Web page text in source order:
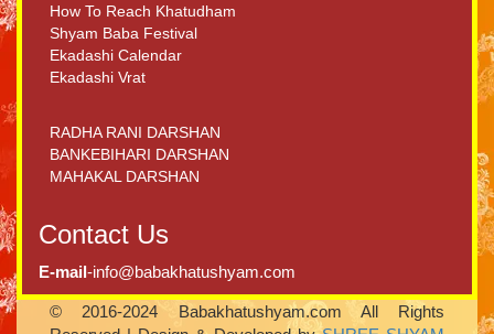
How To Reach Khatudham
Shyam Baba Festival
Ekadashi Calendar
Ekadashi Vrat
RADHA RANI DARSHAN
BANKEBIHARI DARSHAN
MAHAKAL DARSHAN
Contact Us
E-mail-info@babakhatushyam.com
© 2016-2024 Babakhatushyam.com All Rights